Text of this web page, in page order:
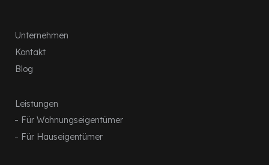
Unternehmen
Kontakt
Blog
Leistungen
Für Wohnungseigentümer
Für Hauseigentümer